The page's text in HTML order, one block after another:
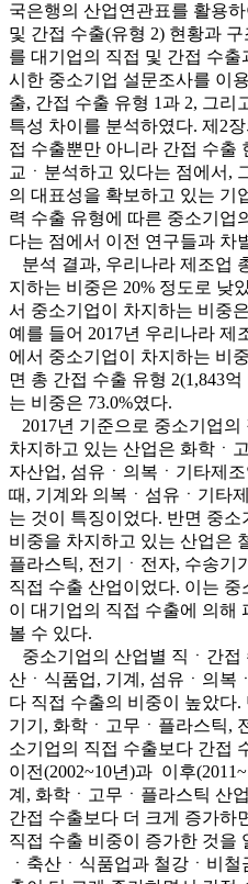
국은행의 산업연관표를 활용
및 간접 수출(유형 2) 현황과
를 대기업의 직접 및 간접 수
시한 중소기업 설문조사를 이
출, 간접 수출 유형 1과 2, 그리
특성 차이를 분석하였다. 제2
접 수출뿐만 아니라 간접 수출
교ㆍ분석하고 있다는 점에서,
의 대표성을 확보하고 있는 기
력 수출 유형에 따른 중소기업
다는 점에서 이전 연구들과 차
분석 결과, 우리나라 제조업
지하는 비중은 20% 정도로 낮
서 중소기업이 차지하는 비중
예를 들어 2017년 우리나라 제
에서 중소기업이 차지하는 비
면 총 간접 수출 유형 2(1,843
는 비중은 73.0%였다.
2017년 기준으로 중소기업
차지하고 있는 산업은 화학ㆍ
자산업, 섬유ㆍ의복ㆍ기타제
때, 기계와 의복ㆍ섬유ㆍ기타
는 것이 특징이었다. 반면 중
비중을 차지하고 있는 산업은
플라스틱, 전기ㆍ전자, 수송기
직접 수출 산업이었다. 이는
이 대기업의 직접 수출에 의해
볼 수 있다.
중소기업의 산업별 직ㆍ간접
산ㆍ식품업, 기계, 섬유ㆍ의복
다 직접 수출의 비중이 높았다
기기, 화학ㆍ고무ㆍ플라스틱,
소기업의 직접 수출보다 간접
이전(2002~10년)과 이후
계, 화학ㆍ고무ㆍ플라스틱 산
간접 수출보다 더 크게 증가하
직접 수출 비중이 증가한 것을
ㆍ축산ㆍ식품업과 철강ㆍ비